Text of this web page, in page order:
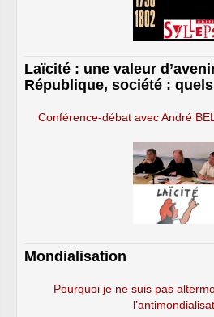
Laïcité : une valeur
République, société :
Conférence-débat avec André
Mondialisation
Pourquoi je ne suis pas